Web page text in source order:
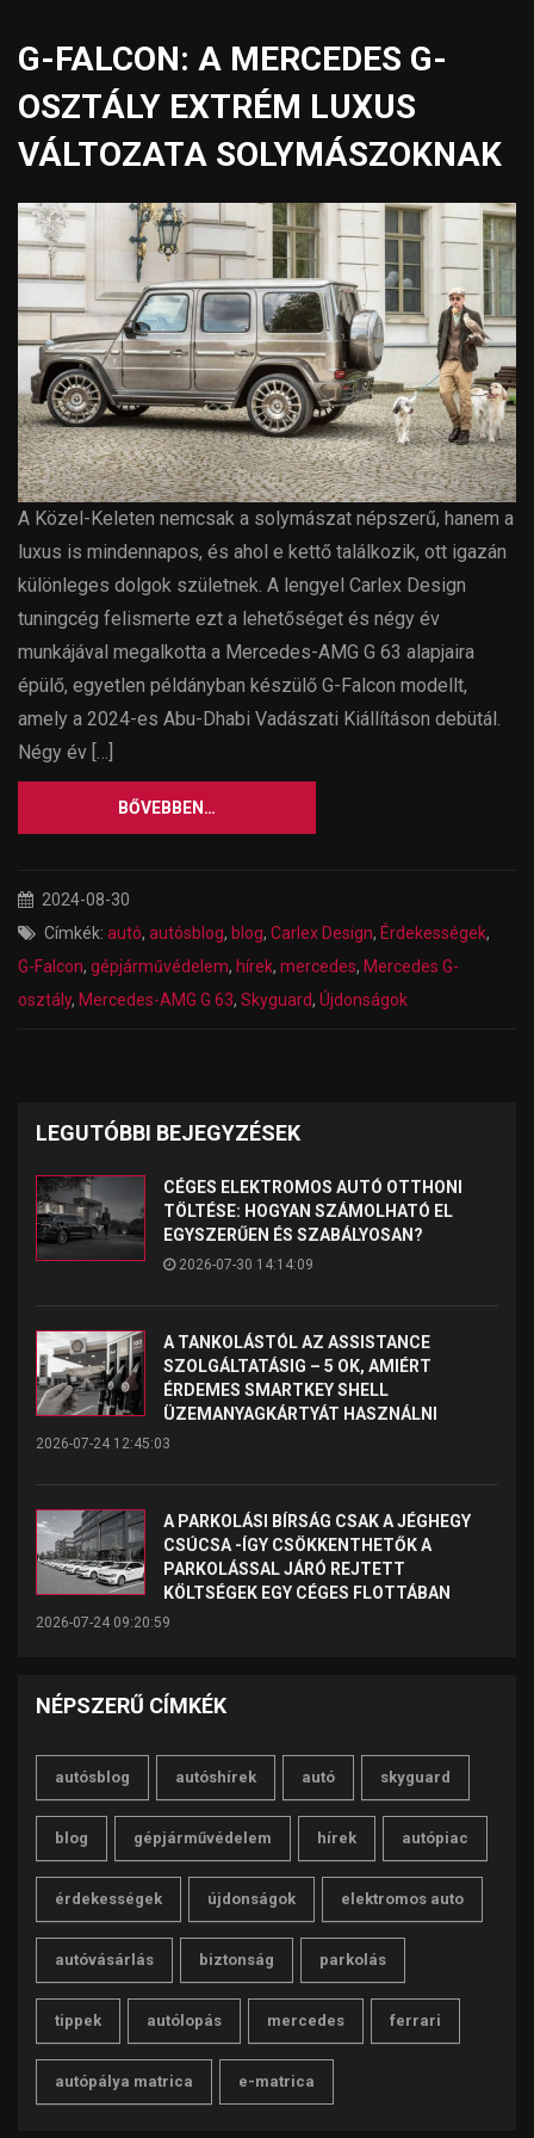
G-FALCON: A MERCEDES G-
OSZTÁLY EXTRÉM LUXUS
VÁLTOZATA SOLYMÁSZOKNAK
A Közel-Keleten nemcsak a solymászat népszerű, hanem a
luxus is mindennapos, és ahol e kettő találkozik, ott igazán
különleges dolgok születnek. A lengyel Carlex Design
tuningcég felismerte ezt a lehetőséget és négy év
munkájával megalkotta a Mercedes-AMG G 63 alapjaira
épülő, egyetlen példányban készülő G-Falcon modellt,
amely a 2024-es Abu-Dhabi Vadászati Kiállításon debütál.
Négy év […]
BŐVEBBEN…
2024-08-30
Címkék: autó, autósblog, blog, Carlex Design, Érdekességek,
G-Falcon, gépjárművédelem, hírek, mercedes, Mercedes G-
osztály, Mercedes-AMG G 63, Skyguard, Újdonságok
LEGUTÓBBI BEJEGYZÉSEK
CÉGES ELEKTROMOS AUTÓ OTTHONI
TÖLTÉSE: HOGYAN SZÁMOLHATÓ EL
EGYSZERŰEN ÉS SZABÁLYOSAN?
2026-07-30 14:14:09
A TANKOLÁSTÓL AZ ASSISTANCE
SZOLGÁLTATÁSIG – 5 OK, AMIÉRT
ÉRDEMES SMARTKEY SHELL
ÜZEMANYAGKÁRTYÁT HASZNÁLNI
2026-07-24 12:45:03
A PARKOLÁSI BÍRSÁG CSAK A JÉGHEGY
CSÚCSA -ÍGY CSÖKKENTHETŐK A
PARKOLÁSSAL JÁRÓ REJTETT
KÖLTSÉGEK EGY CÉGES FLOTTÁBAN
2026-07-24 09:20:59
NÉPSZERŰ CÍMKÉK
autósblog autóshírek autó skyguard
blog gépjárművédelem hírek autópiac
érdekességek újdonságok elektromos auto
autóvásárlás biztonság parkolás
tippek autólopás mercedes ferrari
autópálya matrica e-matrica